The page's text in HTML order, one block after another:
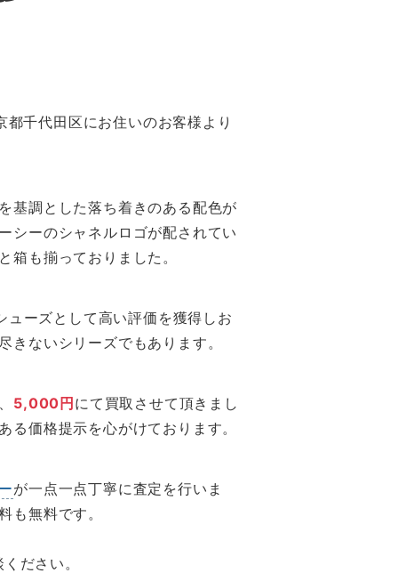
千代田区にお住いのお客様より
基調とした落ち着きのある配色が
シーのシャネルロゴが配されてい
も揃っておりました。
ーズとして高い評価を獲得しお
ないシリーズでもあります。
5,000円 にて買取させて頂きまし
価格提示を心がけております。
が一点一点丁寧に査定を行いま
も無料です。
ださい。